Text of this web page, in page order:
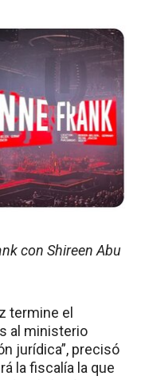
con Shireen Abu
termine el
al ministerio
jurídica”, precisó
la fiscalía la que